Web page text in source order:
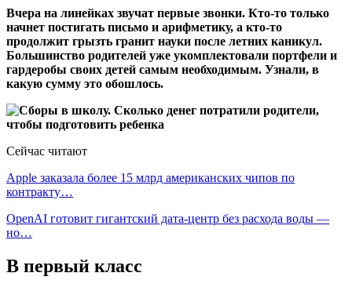
Вчера на линейках звучат первые звонки. Кто-то только
начнет постигать письмо и арифметику, а кто-то
продолжит грызть гранит науки после летних каникул.
Большинство родителей уже укомплектовали портфели и
гардеробы своих детей самым необходимым. Узнали, в
какую сумму это обошлось.
Сейчас читают
Apple заказала более 15 млрд американских чипов по
контракту…
OpenAI готовит гигантский дата-центр без расхода воды —
но…
В первый класс